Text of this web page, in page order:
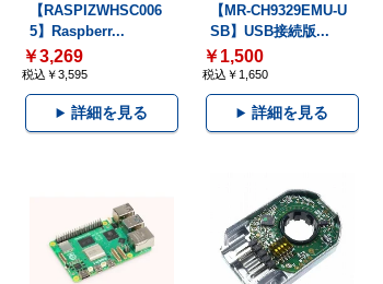
【RASPIZWHSC006
5】Raspberr...
￥3,269
税込￥3,595
詳細を見る
【MR-CH9329EMU-U
SB】USB接続版...
￥1,500
税込￥1,650
詳細を見る